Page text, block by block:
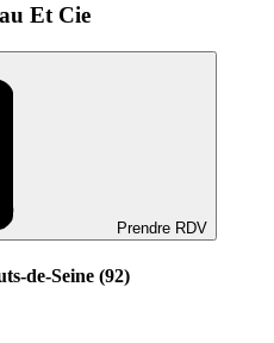
Et Cie
Prendre RDV
de-Seine (92)